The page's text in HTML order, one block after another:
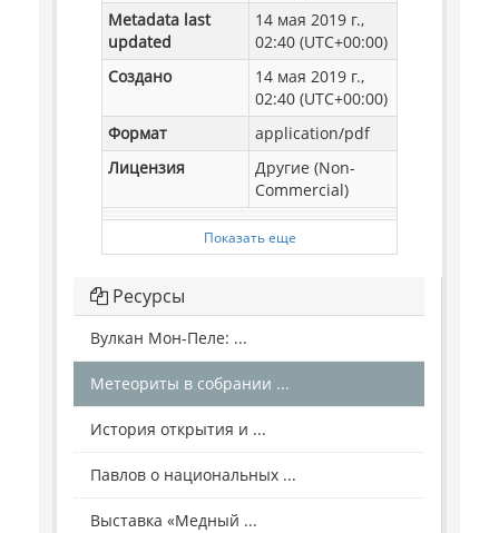
Metadata last
updated
14 мая 2019 г.,
02:40 (UTC+00:00)
Создано
14 мая 2019 г.,
02:40 (UTC+00:00)
Формат
application/pdf
Лицензия
Другие (Non-
Commercial)
Показать еще
Ресурсы
Вулкан Мон-Пеле: ...
Метеориты в собрании ...
История открытия и ...
Павлов о национальных ...
Выставка «Медный ...